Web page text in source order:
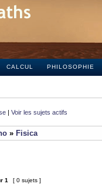
CALCUL PHILOSOPHIE
| Voir les sujets actifs
» Fisica
1 [ 0 sujets ]